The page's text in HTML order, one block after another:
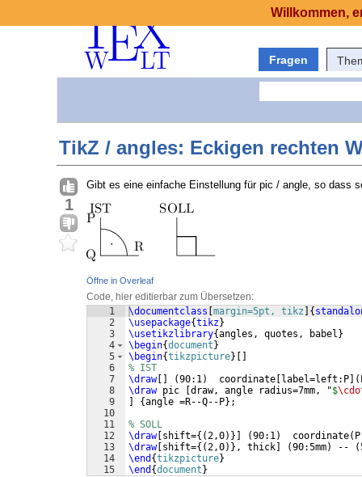
Fragen
TikZ / angles: Eckigen rechten
1
Gibt es eine einfache Einstellung für pic / angle, so dass
Öffne in Overleaf
Code, hier editierbar zum Übersetzen:
1
2
3
4
5
6
7
8
9
10
11
12
13
14
15
\documentclass margin=5pt, tikz {
\usepackage{tikz}
\usetikzlibrary{angles, quotes, babel }
\begin{document }
\begin{tikzpicture}
% IST
\draw[ (90:1)
  coordinate
label=left:P (
\draw pic draw, angle radius=7mm, "$
{angle =R--Q--P} ;
% SOLL
\draw[ shift={(2,0)}] (90:1)
  coordinate
( P
\draw[ shift={(2,0)} , thick (90:5mm) -- (
\end {tikzpicture}
\end {document }
Willkommen,